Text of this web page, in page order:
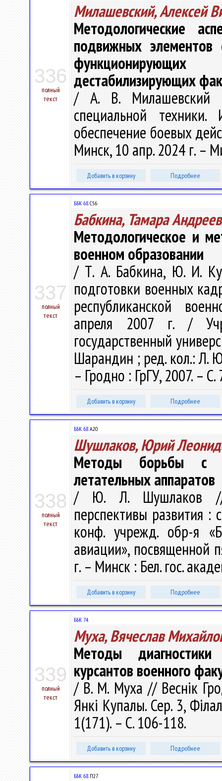
336
полный
текст
Милашевский, Алексей
Методологические
подвижных элементов
дестабилизирующих
/ А. В. Милашевский
специальной
обеспечение боевых
Минск, 10 апр. 2024 г. –
Добавить в корзину Подробнее
337
полный
текст
ББК 68.С56
Бабкина, Тамара
Методологическое и
военном образовании
/ Т. А. Бабкина, Ю. И.
подготовки военных
республиканской
апреля 2007 г. /
государственный
Шарандин ; ред. кол.: Л.
– Гродно : ГрГУ, 2007. –
Добавить в корзину Подробнее
338
полный
текст
ББК 68.А20
Шушлаков, Юрий
Методы борьбы с
летательных аппаратов
/ Ю. Л. Шушлаков //
перспективы развития :
конф. учрежд. обр-я
авиации», посвященной
г. – Минск : Бел. гос.
Добавить в корзину Подробнее
339
полный
текст
ББК 74.
Муха, Вячеслав
Методы диагностики
курсантов военного
/ В. М. Муха // Веснік
Янкі Купалы. Сер. 3,
1(171). – С. 106-118.
Добавить в корзину Подробнее
ББК 68.П27